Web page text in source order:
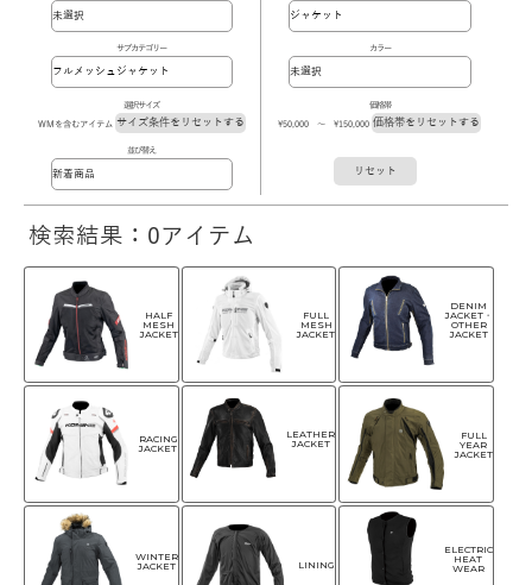
サブカテゴリー カラー
選択サイズ
WMを含むアイテム サイズ条件をリセットする
価格帯
\50,000 ～ \150,000 価格帯をリセットする
並び替え
リセット
検索結果：0アイテム
HALF
MESH
JACKET
FULL
MESH
JACKET
DENIM
JACKET・
OTHER
JACKET
RACING
JACKET
LEATHER
JACKET
FULL
YEAR
JACKET
WINTER
JACKET
LINING
ELECTRIC
HEAT
WEAR